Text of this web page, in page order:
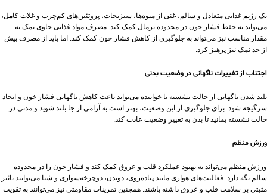
یک رژیم غذایی متعادل و سالم، غنی از میوه‌ها، سبزیجات، پروتئین‌های کم‌چرب و غلات کامل،
می‌تواند به حفظ فشار خون در محدوده نرمال کمک کند. مصرف مواد غذایی حاوی نمک به
مقدار مناسب نیز می‌تواند به جلوگیری از کاهش فشار خون کمک کند. اما باید از مصرف بیش
از حد نمک نیز پرهیز کرد.
اجتناب از تغییرات ناگهانی در وضعیت بدنی
بلند شدن ناگهانی از حالت نشسته یا خوابیده می‌تواند باعث کاهش ناگهانی فشار خون و ایجاد
سرگیجه شود. برای جلوگیری از این وضعیت، بهتر است به آرامی از جا بلند شوید و مدتی در
حالت نشسته بمانید تا بدن به تغییر وضعیت عادت کند.
ورزش منظم
ورزش منظم می‌تواند به بهبود عملکرد قلب و عروق کمک کند و فشار خون را در محدوده
سالم نگه دارد. فعالیت‌های هوازی مانند پیاده‌روی، دویدن، دوچرخه‌سواری و شنا می‌توانند تاثیر
مثبتی بر سلامت قلب و عروق داشته باشند. همچنین تمرینات مقاومتی نیز می‌توانند به تقویت